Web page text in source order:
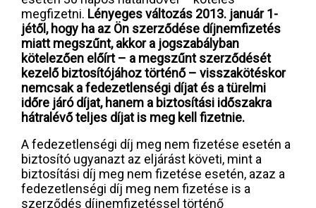
megfizetni. Lényeges változás 2013. január 1-
jétől, hogy ha az Ön szerződése díjnemfizetés
miatt megszűnt, akkor a jogszabályban
kötelezően előírt – a megszűnt szerződését
kezelő biztosítójához történő – visszakötéskor
nemcsak a fedezetlenségi díjat és a türelmi
időre járó díjat, hanem a biztosítási időszakra
hátralévő teljes díjat is meg kell fizetnie.
A fedezetlenségi díj meg nem fizetése esetén a
biztosító ugyanazt az eljárást követi, mint a
biztosítási díj meg nem fizetése esetén, azaz a
fedezetlenségi díj meg nem fizetése is a
szerződés díjnemfizetéssel történő